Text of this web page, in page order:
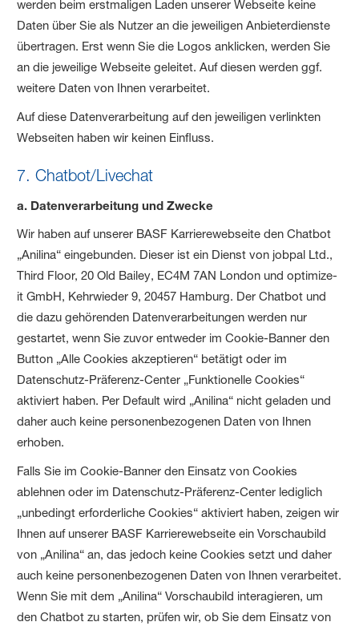
werden beim erstmaligen Laden unserer Webseite keine
Daten über Sie als Nutzer an die jeweiligen Anbieterdienste
übertragen. Erst wenn Sie die Logos anklicken, werden Sie
an die jeweilige Webseite geleitet. Auf diesen werden ggf.
weitere Daten von Ihnen verarbeitet.
Auf diese Datenverarbeitung auf den jeweiligen verlinkten
Webseiten haben wir keinen Einfluss.
7. Chatbot/Livechat
a. Datenverarbeitung und Zwecke
Wir haben auf unserer BASF Karrierewebseite den Chatbot
„Anilina“ eingebunden. Dieser ist ein Dienst von jobpal Ltd.,
Third Floor, 20 Old Bailey, EC4M 7AN London und optimize-
it GmbH, Kehrwieder 9, 20457 Hamburg. Der Chatbot und
die dazu gehörenden Datenverarbeitungen werden nur
gestartet, wenn Sie zuvor entweder im Cookie-Banner den
Button „Alle Cookies akzeptieren“ betätigt oder im
Datenschutz-Präferenz-Center „Funktionelle Cookies“
aktiviert haben. Per Default wird „Anilina“ nicht geladen und
daher auch keine personenbezogenen Daten von Ihnen
erhoben.
Falls Sie im Cookie-Banner den Einsatz von Cookies
ablehnen oder im Datenschutz-Präferenz-Center lediglich
„unbedingt erforderliche Cookies“ aktiviert haben, zeigen wir
Ihnen auf unserer BASF Karrierewebseite ein Vorschaubild
von „Anilina“ an, das jedoch keine Cookies setzt und daher
auch keine personenbezogenen Daten von Ihnen verarbeitet.
Wenn Sie mit dem „Anilina“ Vorschaubild interagieren, um
den Chatbot zu starten, prüfen wir, ob Sie dem Einsatz von